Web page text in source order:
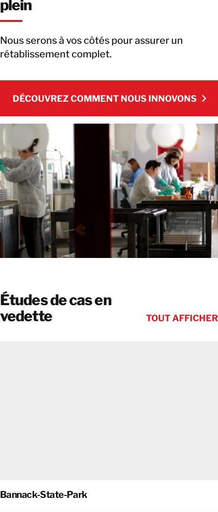
plein
Nous serons à vos côtés pour assurer un
rétablissement complet.
DÉCOUVREZ COMMENT NOUS INNOVONS
Études de cas en
vedette
TOUT AFFICHER
Bannack-State-Park